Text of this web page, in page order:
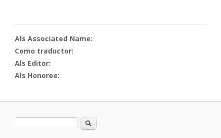
Als Associated Name:
Como traductor:
Als Editor:
Als Honoree:
Formulario de búsqueda
Buscar